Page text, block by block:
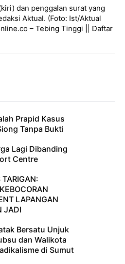
dan penggalan surat yang
Aktual. (Foto: Ist/Aktual
– Tebing Tinggi || Daftar
Prapid Kasus
Tanpa Bukti
Lagi Dibanding
Centre
TARIGAN:
LAPANGAN
JADI
Bersatu Unjuk
dan Walikota
di Sumut